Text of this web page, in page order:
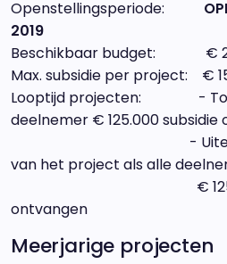
Openstellingsperiode:
2019
Beschikbaar budget: €
Max. subsidie per project: €
Looptijd projecten: - Tot
deelnemer € 125.000
- Uiterlijk 1 jaar
van het project als alle
€ 125.000
ontvangen
Meerjarige projecten